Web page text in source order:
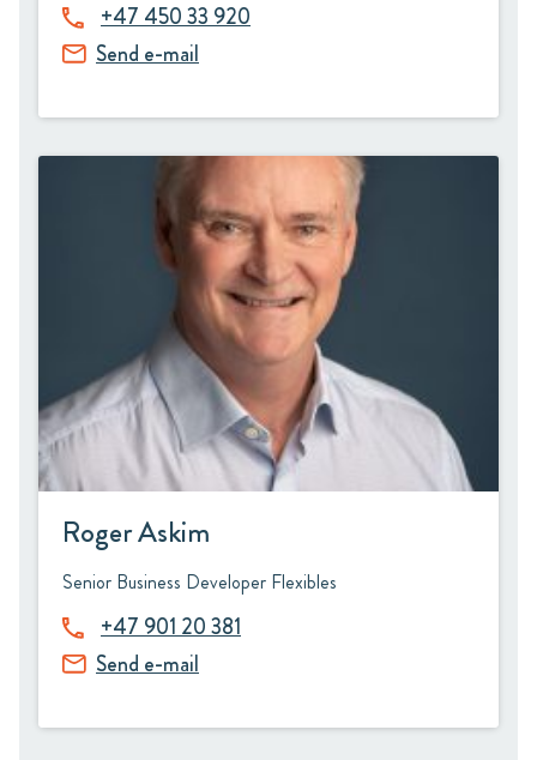
+47 450 33 920
Send e-mail
Roger Askim
Senior Business Developer Flexibles
+47 901 20 381
Send e-mail